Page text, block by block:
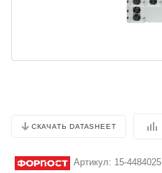
СКАЧАТЬ DATASHEET
Артикул: 15-4484025